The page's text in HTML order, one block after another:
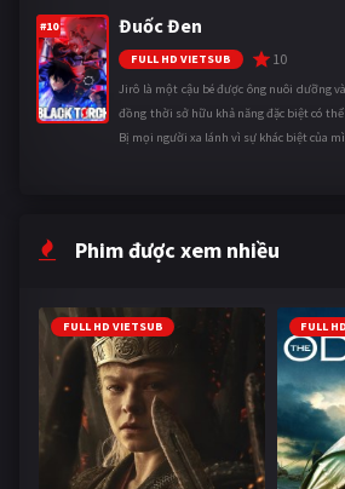
#10 Đuốc Đen
FULL HD VIETSUB 10
Jirô là một cậu bé được ông nuôi dưỡng
đồng thời sở hữu khả năng đặc biệt có
Bị mọi người xa lánh vì sự khác biệt của
Phim được xem nhiều
FULL HD VIETSUB FULL